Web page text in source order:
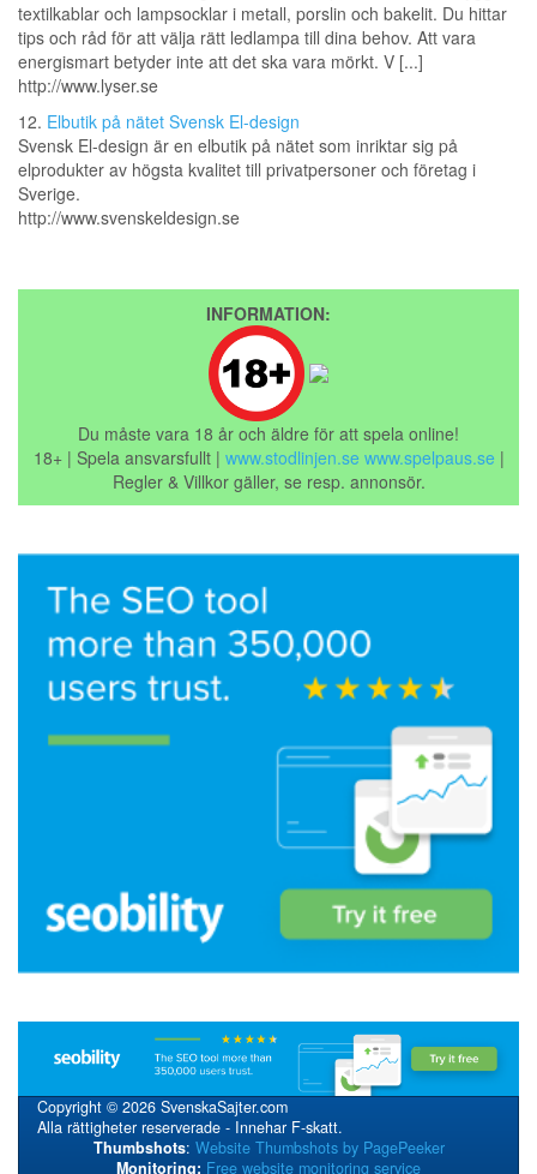
textilkablar och lampsocklar i metall, porslin och bakelit. Du hittar
tips och råd för att välja rätt ledlampa till dina behov. Att vara
energismart betyder inte att det ska vara mörkt. V [...]
http://www.lyser.se
12. Elbutik på nätet Svensk El-design
Svensk El-design är en elbutik på nätet som inriktar sig på
elprodukter av högsta kvalitet till privatpersoner och företag i
Sverige.
http://www.svenskeldesign.se
INFORMATION:
Du måste vara 18 år och äldre för att spela online!
18+ | Spela ansvarsfullt | www.stodlinjen.se www.spelpaus.se |
Regler & Villkor gäller, se resp. annonsör.
Copyright © 2026 SvenskaSajter.com
Alla rättigheter reserverade - Innehar F-skatt.
Thumbshots: Website Thumbshots by PagePeeker
Monitoring: Free website monitoring service